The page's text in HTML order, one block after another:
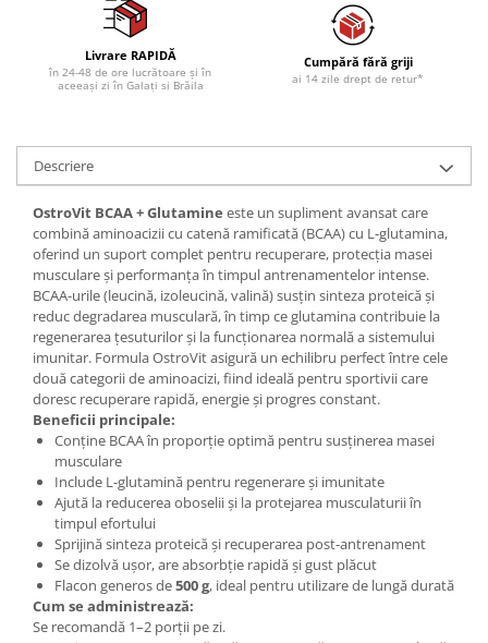
Livrare RAPIDĂ
în 24-48 de ore lucrătoare și în
aceeași zi în Galați si Brăila
Cumpără fără griji
ai 14 zile drept de retur*
Descriere
OstroVit BCAA + Glutamine este un supliment avansat care
combină aminoacizii cu catenă ramificată (BCAA) cu L-glutamina,
oferind un suport complet pentru recuperare, protecția masei
musculare și performanța în timpul antrenamentelor intense.
BCAA-urile (leucină, izoleucină, valină) susțin sinteza proteică și
reduc degradarea musculară, în timp ce glutamina contribuie la
regenerarea țesuturilor și la funcționarea normală a sistemului
imunitar. Formula OstroVit asigură un echilibru perfect între cele
două categorii de aminoacizi, fiind ideală pentru sportivii care
doresc recuperare rapidă, energie și progres constant.
Beneficii principale:
Conține BCAA în proporție optimă pentru susținerea masei
musculare
Include L-glutamină pentru regenerare și imunitate
Ajută la reducerea oboselii și la protejarea musculaturii în
timpul efortului
Sprijină sinteza proteică și recuperarea post-antrenament
Se dizolvă ușor, are absorbție rapidă și gust plăcut
Flacon generos de500 g, ideal pentru utilizare de lungă durată
Cum se administrează:
Se recomandă 1–2 porții pe zi.